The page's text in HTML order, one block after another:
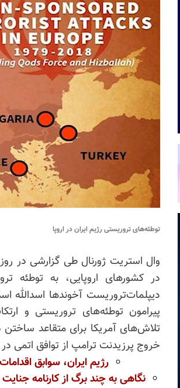
توطئه‌های تروریستی رژیم ایران در اروپا
در کشورهای اروپایی، به توطئه
دیپلمات‌تروریست آخوندها اسدالله
پیرامون توطئه‌های تروریستی و
تلاش‌های آمریکا برای متقاعد ساختن
خروج پرزیدنت ترامپ از توافق اتمی
رژیم ایران، سوابق
نگاهی به چند برگ از کارنامه